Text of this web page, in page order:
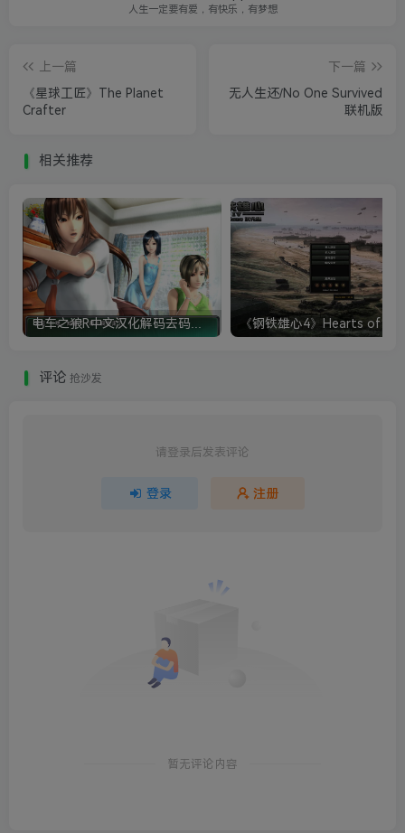
人生一定要有爱，有快乐，有梦想
上一篇
《星球工匠》The Planet
Crafter
下一篇
无人生还/No One Survived
联机版
相关推荐
电车之狼R中文汉化解码去码硬盘完整破解版+MOD特典+全CG存档+攻略|修复卡顿
评论 抢沙发
请登录后发表评论
登录 注册
暂无评论内容